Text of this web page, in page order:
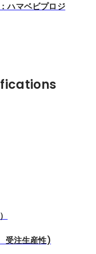
ハマベビプロジ
受注生産性)